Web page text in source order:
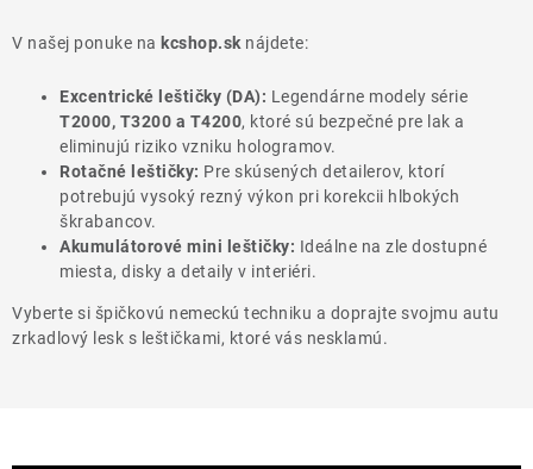
DARČEKOVÉ POUKAZY
ČISTENIE A ÚDRŽBA LODÍ
Obchodní zástupcovia
Sledovanie zásielky
V našej ponuke na kcshop.sk nájdete:
Excentrické leštičky (DA): Legendárne modely série
T2000, T3200 a T4200, ktoré sú bezpečné pre lak a
eliminujú riziko vzniku hologramov.
Rotačné leštičky: Pre skúsených detailerov, ktorí
potrebujú vysoký rezný výkon pri korekcii hlbokých
škrabancov.
Akumulátorové mini leštičky: Ideálne na zle dostupné
miesta, disky a detaily v interiéri.
Vyberte si špičkovú nemeckú techniku a doprajte svojmu autu
zrkadlový lesk s leštičkami, ktoré vás nesklamú.